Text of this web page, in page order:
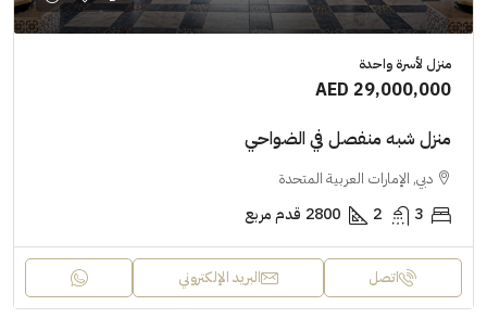
منزل لأسرة واحدة
AED 29,000,000
منزل شبه منفصل في الضواحي
دبي, الإمارات العربية المتحدة
3
2
2800 قدم مربع
اتصل البريد الإلكتروني